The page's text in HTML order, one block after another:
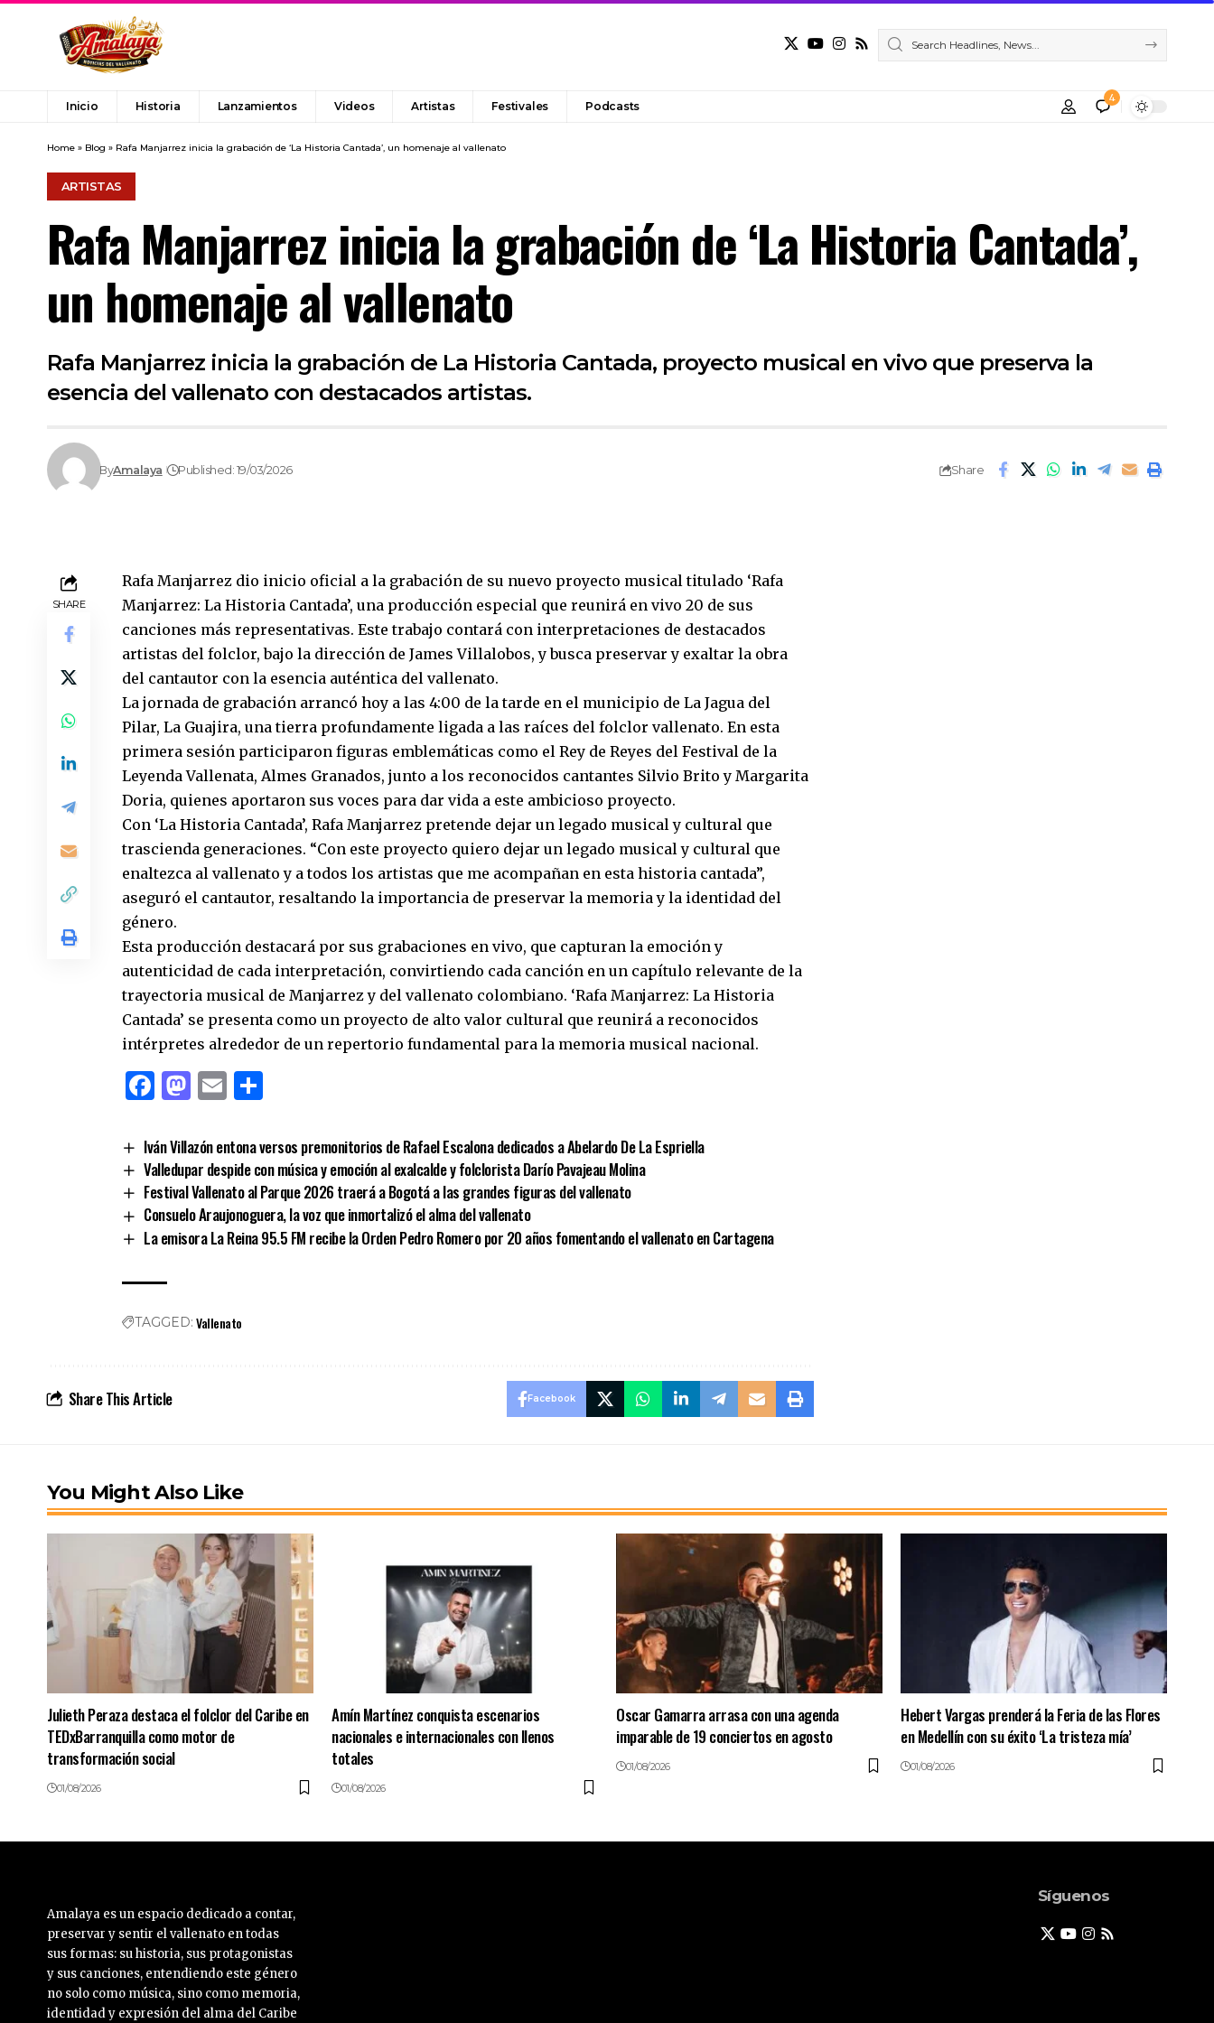
Inicio Historia Lanzamientos Videos Artistas Festivales Podcasts
4
Home » Blog » Rafa Manjarrez inicia la grabación de ‘La Historia Cantada’, un homenaje al vallenato
ARTISTAS
Rafa Manjarrez inicia la grabación de ‘La Historia Cantada’,
un homenaje al vallenato
Rafa Manjarrez inicia la grabación de La Historia Cantada, proyecto musical en vivo que preserva la
esencia del vallenato con destacados artistas.
ByAmalaya Published: 19/03/2026 Share
SHARE
Rafa Manjarrez dio inicio oficial a la grabación de su nuevo proyecto musical titulado ‘Rafa
Manjarrez: La Historia Cantada’, una producción especial que reunirá en vivo 20 de sus
canciones más representativas. Este trabajo contará con interpretaciones de destacados
artistas del folclor, bajo la dirección de James Villalobos, y busca preservar y exaltar la obra
del cantautor con la esencia auténtica del vallenato.
La jornada de grabación arrancó hoy a las 4:00 de la tarde en el municipio de La Jagua del
Pilar, La Guajira, una tierra profundamente ligada a las raíces del folclor vallenato. En esta
primera sesión participaron figuras emblemáticas como el Rey de Reyes del Festival de la
Leyenda Vallenata, Almes Granados, junto a los reconocidos cantantes Silvio Brito y Margarita
Doria, quienes aportaron sus voces para dar vida a este ambicioso proyecto.
Con ‘La Historia Cantada’, Rafa Manjarrez pretende dejar un legado musical y cultural que
trascienda generaciones. “Con este proyecto quiero dejar un legado musical y cultural que
enaltezca al vallenato y a todos los artistas que me acompañan en esta historia cantada”,
aseguró el cantautor, resaltando la importancia de preservar la memoria y la identidad del
género.
Esta producción destacará por sus grabaciones en vivo, que capturan la emoción y
autenticidad de cada interpretación, convirtiendo cada canción en un capítulo relevante de la
trayectoria musical de Manjarrez y del vallenato colombiano. ‘Rafa Manjarrez: La Historia
Cantada’ se presenta como un proyecto de alto valor cultural que reunirá a reconocidos
intérpretes alrededor de un repertorio fundamental para la memoria musical nacional.
Facebook
Mastodon
Email
Iván Villazón entona versos premonitorios de Rafael Escalona dedicados a Abelardo De La Espriella
Valledupar despide con música y emoción al exalcalde y folclorista Darío Pavajeau Molina
Festival Vallenato al Parque 2026 traerá a Bogotá a las grandes figuras del vallenato
Consuelo Araujonoguera, la voz que inmortalizó el alma del vallenato
La emisora La Reina 95.5 FM recibe la Orden Pedro Romero por 20 años fomentando el vallenato en Cartagena
TAGGED: Vallenato
Share This Article Facebook
You Might Also Like
Julieth Peraza destaca el folclor del Caribe en
TEDxBarranquilla como motor de
transformación social
01/08/2026
Amín Martínez conquista escenarios
nacionales e internacionales con llenos
totales
01/08/2026
Oscar Gamarra arrasa con una agenda
imparable de 19 conciertos en agosto
01/08/2026
Hebert Vargas prenderá la Feria de las Flores
en Medellín con su éxito ‘La tristeza mía’
01/08/2026
Amalaya es un espacio dedicado a contar,
preservar y sentir el vallenato en todas
sus formas: su historia, sus protagonistas
y sus canciones, entendiendo este género
no solo como música, sino como memoria,
identidad y expresión del alma del Caribe
Síguenos